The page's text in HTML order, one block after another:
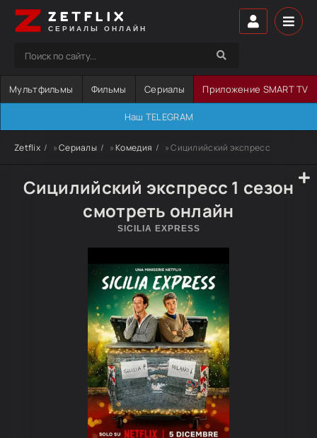
ZETFLIX
СЕРИАЛЫ ОНЛАЙН
Мультфильмы Фильмы Сериалы Приложение SMART TV
Наш TELEGRAM
Zetflix »Сериалы »Комедия » Сицилийский экспресс
Сицилийский экспресс 1 сезон
смотреть онлайн
SICILIA EXPRESS